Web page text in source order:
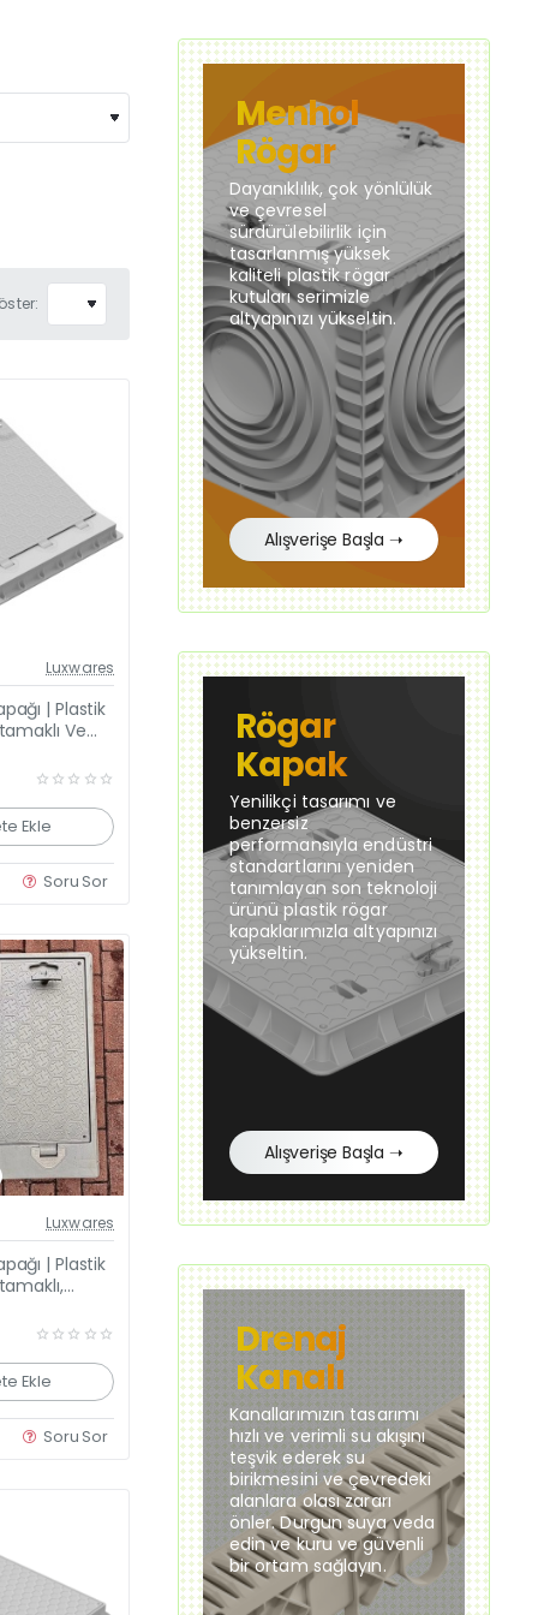
Yeni Ürün
Çok Satan
Luxwares
| Plastik
Ve
Ekle
Soru Sor
Yeni Ürün
Luxwares
| Plastik
Ekle
Soru Sor
Menhol
Rögar
Dayanıklılık, çok yönlülük
ve çevresel
sürdürülebilirlik için
tasarlanmış yüksek
kaliteli plastik rögar
kutuları serimizle
altyapınızı yükseltin.
Alışverişe Başla ➝
Rögar
Kapak
Yenilikçi tasarımı ve
benzersiz
performansıyla endüstri
standartlarını yeniden
tanımlayan son teknoloji
ürünü plastik rögar
kapaklarımızla altyapınızı
yükseltin.
Alışverişe Başla ➝
Drenaj
Kanalı
Kanallarımızın tasarımı
hızlı ve verimli su akışını
teşvik ederek su
birikmesini ve çevredeki
alanlara olası zararı
önler. Durgun suya veda
edin ve kuru ve güvenli
bir ortam sağlayın.